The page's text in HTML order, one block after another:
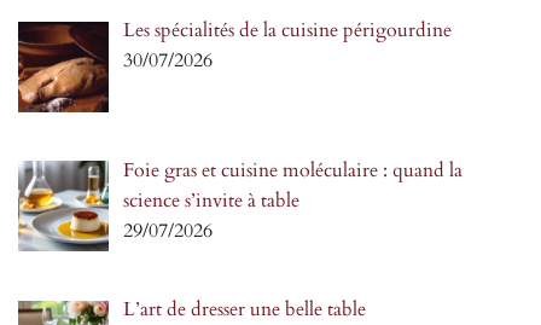
Les spécialités de la cuisine périgourdine
30/07/2026
Foie gras et cuisine moléculaire : quand la
science s’invite à table
29/07/2026
L’art de dresser une belle table